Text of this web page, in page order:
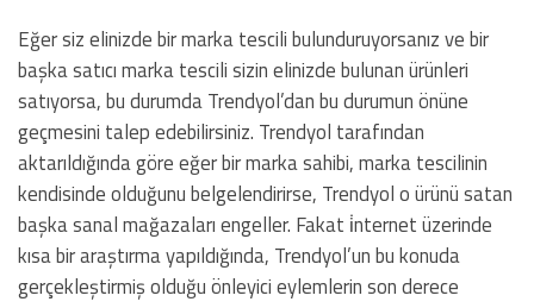
Eğer siz elinizde bir marka tescili bulunduruyorsanız ve bir
başka satıcı marka tescili sizin elinizde bulunan ürünleri
satıyorsa, bu durumda Trendyol’dan bu durumun önüne
geçmesini talep edebilirsiniz. Trendyol tarafından
aktarıldığında göre eğer bir marka sahibi, marka tescilinin
kendisinde olduğunu belgelendirirse, Trendyol o ürünü satan
başka sanal mağazaları engeller. Fakat i̇nternet üzerinde
kısa bir araştırma yapıldığında, Trendyol’un bu konuda
gerçekleştirmiş olduğu önleyici eylemlerin son derece